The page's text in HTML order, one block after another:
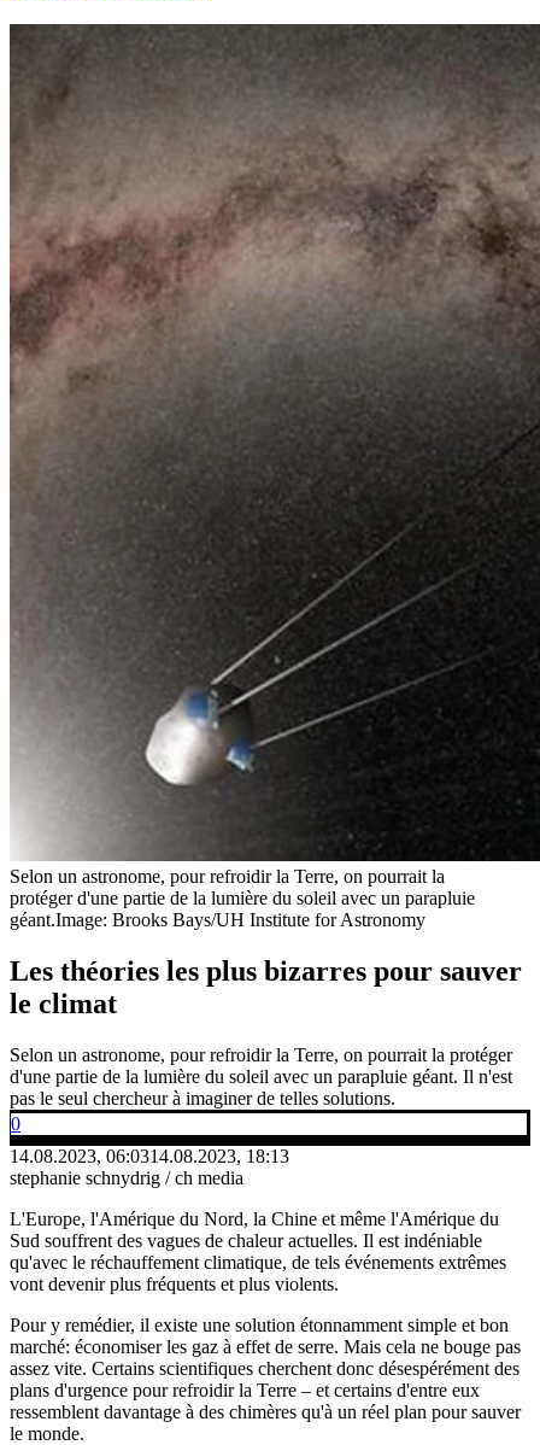
Selon un astronome, pour refroidir la Terre, on pourrait la
protéger d'une partie de la lumière du soleil avec un parapluie
géant.Image: Brooks Bays/UH Institute for Astronomy
Les théories les plus bizarres pour sauver
le climat
Selon un astronome, pour refroidir la Terre, on pourrait la protéger
d'une partie de la lumière du soleil avec un parapluie géant. Il n'est
pas le seul chercheur à imaginer de telles solutions.
0
14.08.2023, 06:0314.08.2023, 18:13
stephanie schnydrig / ch media
L'Europe, l'Amérique du Nord, la Chine et même l'Amérique du
Sud souffrent des vagues de chaleur actuelles. Il est indéniable
qu'avec le réchauffement climatique, de tels événements extrêmes
vont devenir plus fréquents et plus violents.
Pour y remédier, il existe une solution étonnamment simple et bon
marché: économiser les gaz à effet de serre. Mais cela ne bouge pas
assez vite. Certains scientifiques cherchent donc désespérément des
plans d'urgence pour refroidir la Terre – et certains d'entre eux
ressemblent davantage à des chimères qu'à un réel plan pour sauver
le monde.